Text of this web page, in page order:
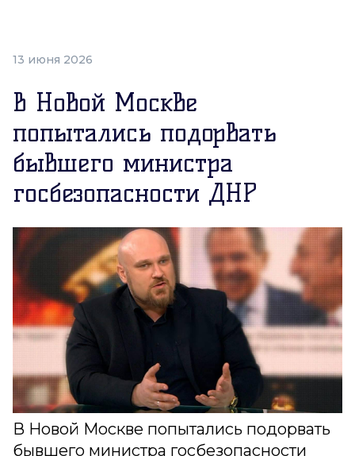
13 июня 2026
В Новой Москве
попытались подорвать
бывшего министра
госбезопасности ДНР
В Новой Москве попытались подорвать
бывшего министра госбезопасности